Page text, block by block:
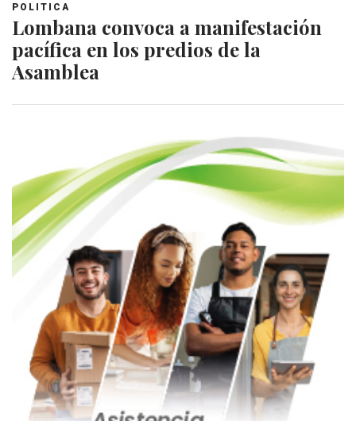
POLITICA
Lombana convoca a manifestación
pacífica en los predios de la
Asamblea